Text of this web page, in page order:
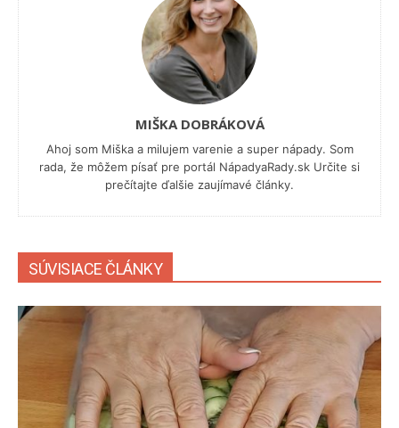
MIŠKA DOBRÁKOVÁ
Ahoj som Miška a milujem varenie a super nápady. Som
rada, že môžem písať pre portál NápadyaRady.sk Určite si
prečítajte ďalšie zaujímavé články.
SÚVISIACE ČLÁNKY